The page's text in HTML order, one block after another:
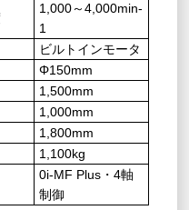
1,000～4,000min-
1
ビルトインモータ
Φ150mm
1,500mm
1,000mm
1,800mm
1,100kg
0i-MF Plus・4軸
制御